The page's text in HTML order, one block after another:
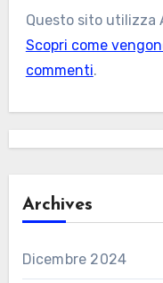
Questo sito utilizza
Scopri come
commenti.
Archives
Dicembre 2024